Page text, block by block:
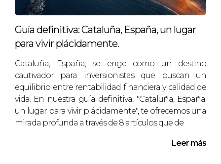
en una oportunidad valiosa. Si estás
considerando vender o comprar propiedades
y te enfrentas a ofertas inesperadas, no dudes
aquí para guiarte en cada paso del proceso,
asegurando que tomes decisiones
informadas y estratégicas.
¿Listo para dar el siguiente paso?
¡No esperes más! Conéctate hoy mismo con
Guía definitiva: Cataluña, España, un lugar
para vivir plácidamente.
​​​​​​​Cataluña, España, se erige como un destino
cautivador para inversionistas que buscan un
equilibrio entre rentabilidad financiera y calidad de
vida. En nuestra guía definitiva, "Cataluña, España:
un lugar para vivir plácidamente", te ofrecemos una
mirada profunda a través de 8 artículos que de
Leer más